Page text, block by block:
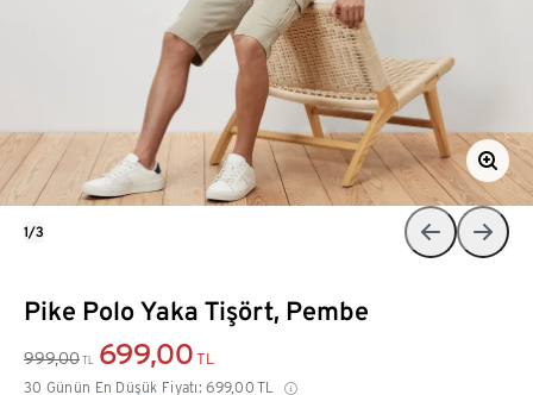
Pike Polo Yaka Tişört, Pembe
999,00 TL 699,00 TL
30 Günün En Düşük Fiyatı: 699,00 TL
1/3